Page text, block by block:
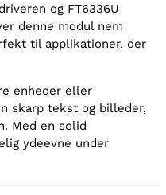
og FT6336U
denne modul nem
til applikationer, der
enheder eller
skarp tekst og billeder,
Med en solid
ydeevne under